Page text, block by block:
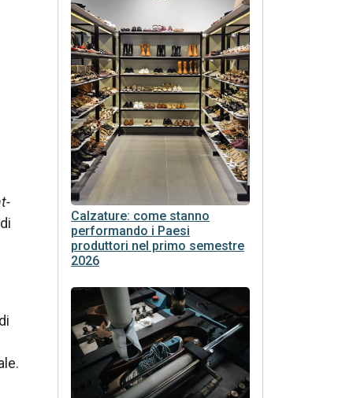
Calzature: come stanno
performando i Paesi
produttori nel primo semestre
2026